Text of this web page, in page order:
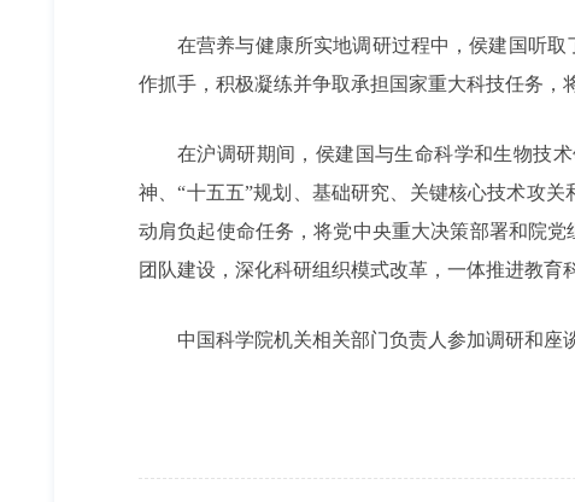
在营养与健康所实地调研过程中，侯建国听
作抓手，积极凝练并争取承担国家重大科技任务，
在沪调研期间，侯建国与生命科学和生物技
神、“十五五”规划、基础研究、关键核心技术攻
动肩负起使命任务，将党中央重大决策部署和院
团队建设，深化科研组织模式改革，一体推进教育
中国科学院机关相关部门负责人参加调研和座